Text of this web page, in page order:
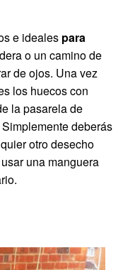
e ideales para
o un camino de
de ojos. Una vez
los huecos con
la pasarela de
deberás
otro desecho
una manguera